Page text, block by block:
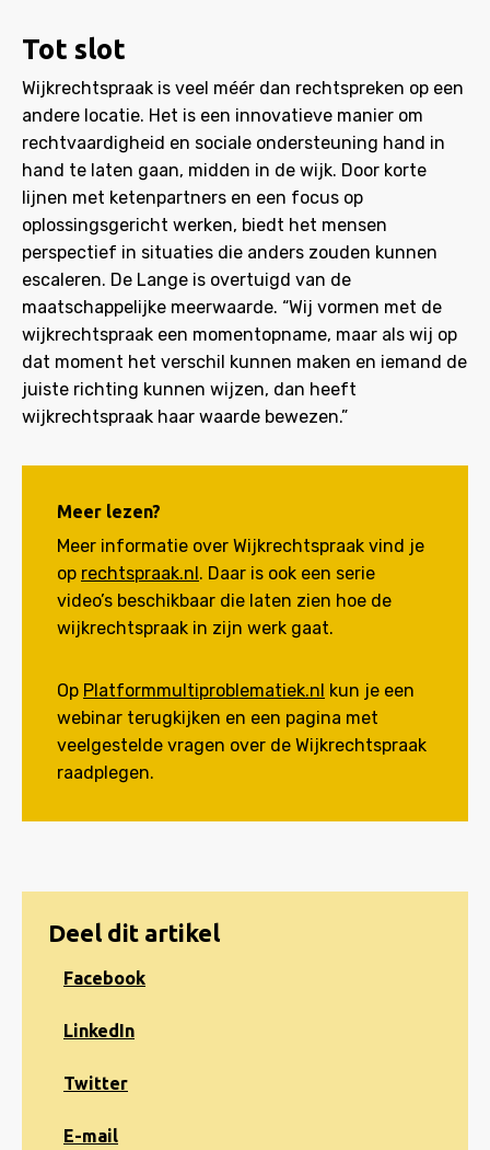
Tot slot
Wijkrechtspraak is veel méér dan rechtspreken op een
andere locatie. Het is een innovatieve manier om
rechtvaardigheid en sociale ondersteuning hand in
hand te laten gaan, midden in de wijk. Door korte
lijnen met ketenpartners en een focus op
oplossingsgericht werken, biedt het mensen
perspectief in situaties die anders zouden kunnen
escaleren. De Lange is overtuigd van de
maatschappelijke meerwaarde. “Wij vormen met de
wijkrechtspraak een momentopname, maar als wij op
dat moment het verschil kunnen maken en iemand de
juiste richting kunnen wijzen, dan heeft
wijkrechtspraak haar waarde bewezen.”
Meer lezen?
Meer informatie over Wijkrechtspraak vind je
op rechtspraak.nl. Daar is ook een serie
video’s beschikbaar die laten zien hoe de
wijkrechtspraak in zijn werk gaat.
Op Platformmultiproblematiek.nl kun je een
webinar terugkijken en een pagina met
veelgestelde vragen over de Wijkrechtspraak
raadplegen.
Deel dit artikel
Share
Facebook
Facebook
Share
LinkedIn
LinkedIn
Share
Twitter
Twitter
Share
E-mail